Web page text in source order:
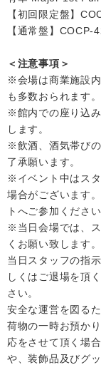
【初回限定盤】
【通常盤】
＜注意事項＞
※会場は商業施設
も多数おられます
※館内での座り込
します。
※飲酒、酒気帯び
了承願います。
※イベント中はス
場合がございます
トへご参加ください
※当日会場では、
くお願い致します。
当日スタッフの指
しくはご退場を頂
さい。
安全な運営を図る
荷物の一時お預か
応をさせて頂く場
や、装飾品及びグ